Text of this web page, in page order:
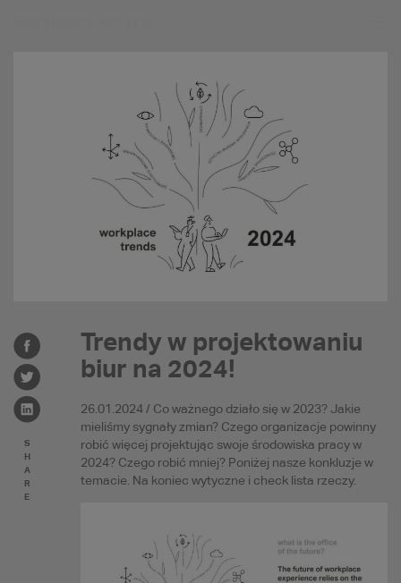
S
H
A
R
E
Trendy w projektowaniu
biur na 2024!
26.01.2024 / Co ważnego działo się w 2023? Jakie
mieliśmy sygnały zmian? Czego organizacje powinny
robić więcej projektując swoje środowiska pracy w
2024? Czego robić mniej? Poniżej nasze konkluzje w
temacie. Na koniec wytyczne i check lista rzeczy.